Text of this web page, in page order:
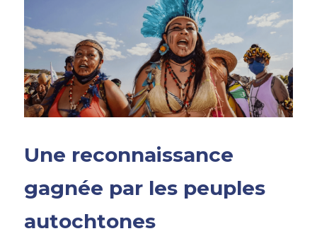
Une reconnaissance
gagnée par les peuples
autochtones